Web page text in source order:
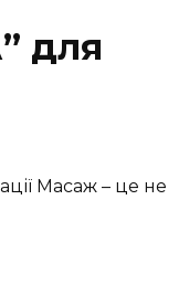
для
Масаж – це не